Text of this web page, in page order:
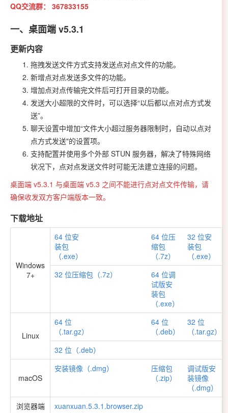
QQ交流群：
367833155
一、桌面端 v5.3.1
更新内容
拖拽发送文件方式支持发送点对点文件的功能。
新增点对点发送多文件的功能。
增加点对点传输完文件后可打开目录的功能。
发送大小超限的文件时，可以选择“以后都以点对点方式发
送”。
聊天设置中增加“文件大小超过服务器限制时，自动以点对
点方式发送"的设置项。
支持配置并使用多个外部 STUN 服务器，解决了特殊网络
状况下，点对点发送文件时可能无法建立连接的问题。
桌面端 v5.3.1 与桌面端 v5.3 之间不能进行点对点文件传输，请
确保收发双方客户端版本一致。
下载地址
Windows
7+
64 位安
装包
（.exe）
64 位压
缩包
（.7z）
32 位安
装包
（.exe）
32 位压缩包（.7z）
64 位调
试版安
装包
（.exe）
Linux
64 位
（.tar.gz）
64 位
（.deb）
32 位
（.tar.gz）
32 位（.deb）
macOS
安装镜像（.dmg）
压缩包
（.zip）
调试版安
装镜像
（.dmg）
浏览器端
xuanxuan.5.3.1.browser.zip